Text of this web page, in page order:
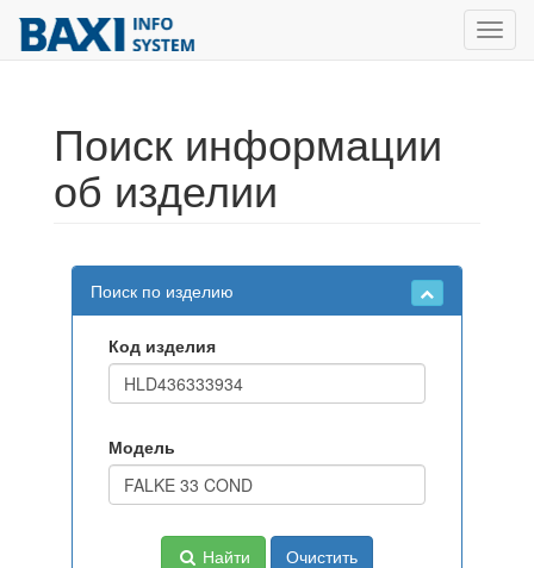
Поиск информации
об изделии
Поиск по изделию
Код изделия
Модель
Найти Очистить